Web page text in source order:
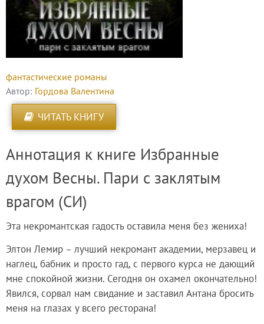
фантастические романы
Автор: Гордова Валентина
ЧИТАТЬ КНИГУ
Аннотация к книге Избранные
духом Весны. Пари с заклятым
врагом (СИ)
Эта некромантская гадость оставила меня без жениха!
Элтон Лемир – лучший некромант академии, мерзавец и
наглец, бабник и просто гад, с первого курса не дающий
мне спокойной жизни. Сегодня он охамел окончательно!
Явился, сорвал нам свидание и заставил Антана бросить
меня на глазах у всего ресторана!